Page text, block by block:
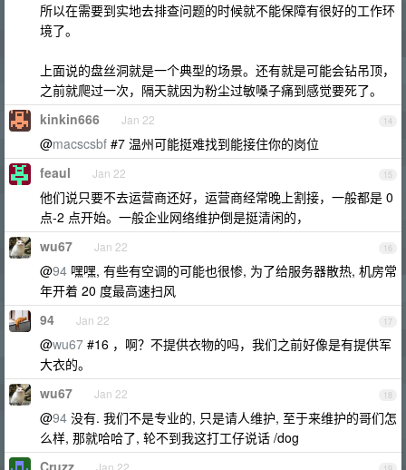
所以在需要到实地去排查问题的时候就不能保障有很好的工作环
境了。
上面说的盘丝洞就是一个典型的场景。还有就是可能会钻吊顶，
之前就爬过一次，隔天就因为粉尘过敏嗓子痛到感觉要死了。
14
kinkin666 Jan 22
@macscsbf #7 温州可能挺难找到能接住你的岗位
15
feaul Jan 22
他们说只要不去运营商还好，运营商经常晚上割接，一般都是 0
点-2 点开始。一般企业网络维护倒是挺清闲的，
16
wu67 Jan 22
@94 嘿嘿, 有些有空调的可能也很惨, 为了给服务器散热, 机房常
年开着 20 度最高速扫风
17
94 Jan 22
@wu67 #16 ，啊？不提供衣物的吗，我们之前好像是有提供军
大衣的。
18
wu67 Jan 22
@94 没有. 我们不是专业的, 只是请人维护, 至于来维护的哥们怎
么样, 那就哈哈了, 轮不到我这打工仔说话 /dog
Cruzz Jan 22